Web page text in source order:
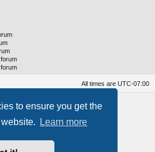
to ensure you get the
Learn more
All times are UTC-07:00
® Forum Software © phpBB Limited
Hosting By RimuHosting